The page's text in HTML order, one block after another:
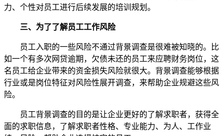
力、个性对员工进行后续发展的培训规划。
三、为了了解员工工作风险
员工入职的一些风险不通过背景调查是很难被知晓的。比
如一个有多次网贷逾期，欠债未还的员工来应聘财务岗位，这
名员工给企业带来的资金损失风险就很大。背景调查能够根据
行业或是岗位特征对风险性展开调查，来帮助企业规避这些风
险。
员工背景调查的目的是让企业更好的了解求职者，获得全
面的求职信息，了解求职者性格、专业能力、为人、工作业